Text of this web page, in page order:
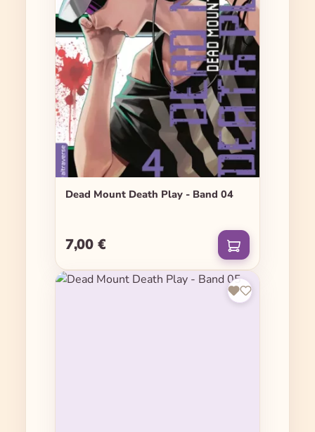
Dead Mount Death Play - Band 04
Regulärer Preis:
7,00 €